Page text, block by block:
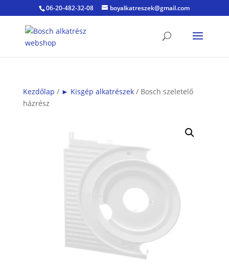
06-20-482-32-08 boyalkatreszek@gmail.com
Kezdőlap / ► Kisgép alkatrészek/ Bosch szeletelő
házrész